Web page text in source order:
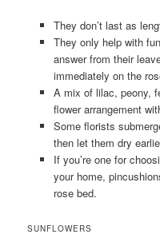
They don’t last as
They only help with
answer from their
immediately on the
A mix of lilac, peony,
flower arrangement
Some florists
then let them dry
If you’re one for
your home,
rose bed.
SUNFLOWERS